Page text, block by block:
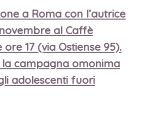
a Roma con l’autrice
al Caffè
17 (via Ostiense 95).
la campagna omonima
adolescenti fuori